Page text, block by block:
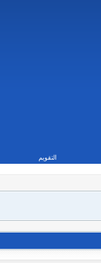
التقويم